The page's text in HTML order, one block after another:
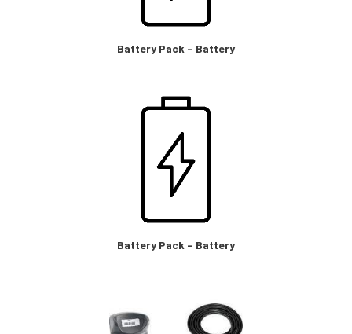
Battery Pack – Battery
Battery Pack – Battery